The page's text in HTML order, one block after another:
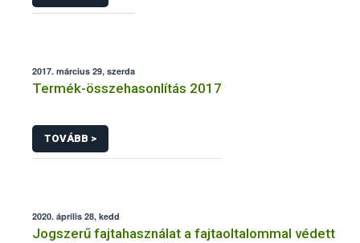
2017. március 29, szerda
Termék-összehasonlítás 2017
TOVÁBB >
2020. április 28, kedd
Jogszerű fajtahasználat a fajtaoltalommal védett